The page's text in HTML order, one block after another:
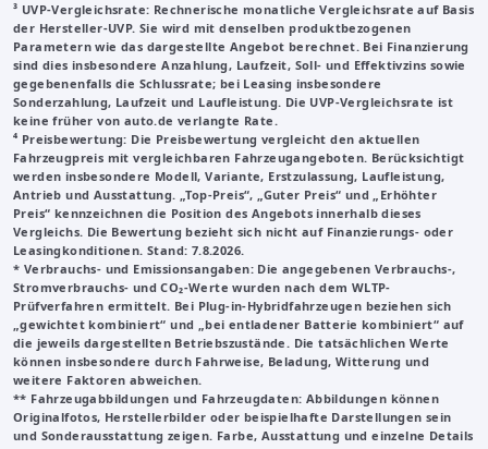
³ UVP-Vergleichsrate: Rechnerische monatliche Vergleichsrate auf Basis
der Hersteller-UVP. Sie wird mit denselben produktbezogenen
Parametern wie das dargestellte Angebot berechnet. Bei Finanzierung
sind dies insbesondere Anzahlung, Laufzeit, Soll- und Effektivzins sowie
gegebenenfalls die Schlussrate; bei Leasing insbesondere
Sonderzahlung, Laufzeit und Laufleistung. Die UVP-Vergleichsrate ist
keine früher von auto.de verlangte Rate.
⁴ Preisbewertung: Die Preisbewertung vergleicht den aktuellen
Fahrzeugpreis mit vergleichbaren Fahrzeugangeboten. Berücksichtigt
werden insbesondere Modell, Variante, Erstzulassung, Laufleistung,
Antrieb und Ausstattung. „Top-Preis“, „Guter Preis“ und „Erhöhter
Preis“ kennzeichnen die Position des Angebots innerhalb dieses
Vergleichs. Die Bewertung bezieht sich nicht auf Finanzierungs- oder
Leasingkonditionen. Stand: 7.8.2026.
* Verbrauchs- und Emissionsangaben: Die angegebenen Verbrauchs-,
Stromverbrauchs- und CO₂-Werte wurden nach dem WLTP-
Prüfverfahren ermittelt. Bei Plug-in-Hybridfahrzeugen beziehen sich
„gewichtet kombiniert“ und „bei entladener Batterie kombiniert“ auf
die jeweils dargestellten Betriebszustände. Die tatsächlichen Werte
können insbesondere durch Fahrweise, Beladung, Witterung und
weitere Faktoren abweichen.
** Fahrzeugabbildungen und Fahrzeugdaten: Abbildungen können
Originalfotos, Herstellerbilder oder beispielhafte Darstellungen sein
und Sonderausstattung zeigen. Farbe, Ausstattung und einzelne Details